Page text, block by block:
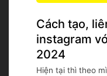
Cách tạo,
instagram
2024
Hiện tại thì theo